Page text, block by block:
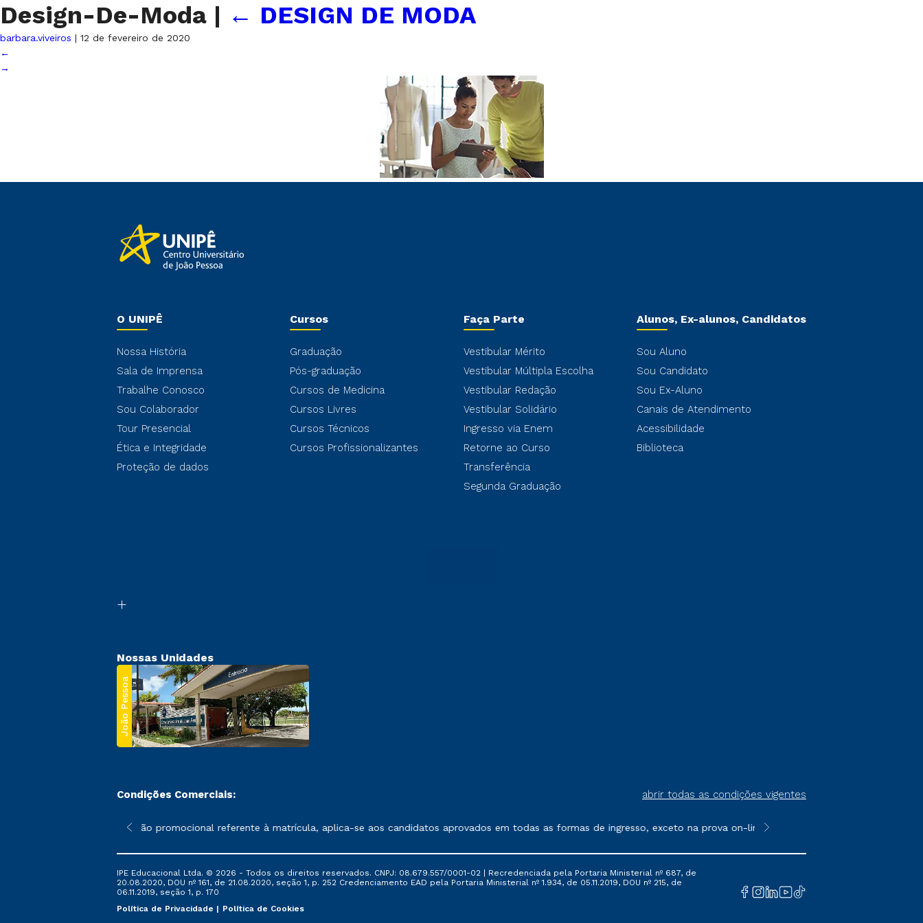
Design-De-Moda | ← DESIGN DE MODA
barbara.viveiros | 12 de fevereiro de 2020
←
→
O UNIPÊ
Nossa História
Sala de Imprensa
Trabalhe Conosco
Sou Colaborador
Tour Presencial
Ética e Integridade
Proteção de dados
Cursos
Graduação
Pós-graduação
Cursos de Medicina
Cursos Livres
Cursos Técnicos
Cursos Profissionalizantes
Faça Parte
Vestibular Mérito
Vestibular Múltipla Escolha
Vestibular Redação
Vestibular Solidário
Ingresso via Enem
Retorne ao Curso
Transferência
Segunda Graduação
Alunos, Ex-alunos, Candidatos
Sou Aluno
Sou Candidato
Sou Ex-Aluno
Canais de Atendimento
Acessibilidade
Biblioteca
Nossas Unidades
João Pessoa
Condições Comerciais: abrir todas as condições vigentes
sofrer alterações nos períodos de rematrícula conforme exposto no contrato de prestação de serviços.
*A condição promocional referente à matrícula, aplica-se aos candidatos aprovados em todas as formas de ingresso, exceto na prova on-line ou agendada, que ofertam
**Semipresencial é um formato do
IPE Educacional Ltda. © 2026 - Todos os direitos reservados. CNPJ: 08.679.557/0001-02 | Recredenciada pela Portaria Ministerial nº 687, de
20.08.2020, DOU nº 161, de 21.08.2020, seção 1, p. 252 Credenciamento EAD pela Portaria Ministerial nº 1.934, de 05.11.2019, DOU nº 215, de
06.11.2019, seção 1, p. 170
Política de Privacidade
Política de Cookies